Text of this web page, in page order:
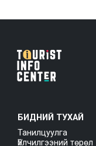
БИДНИЙ ТУХАЙ
Танилцуулга
Үйлчилгээний төрөл